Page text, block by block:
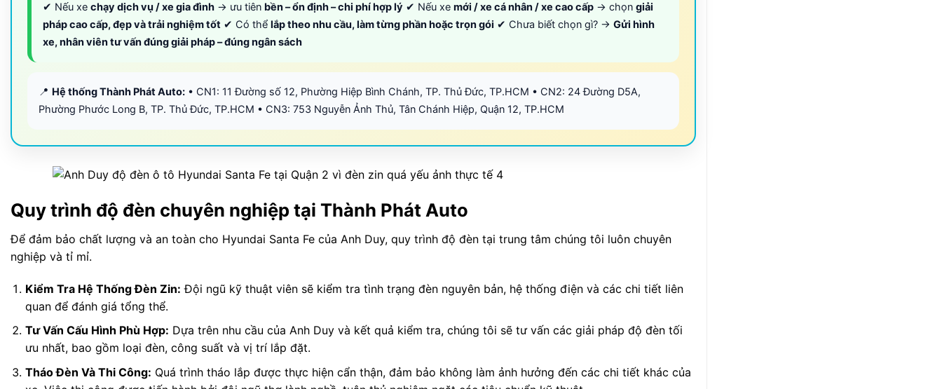
✔ Nếu xe chạy dịch vụ / xe gia đình → ưu tiên bền – ổn định – chi phí hợp lý ✔ Nếu xe mới / xe cá nhân / xe cao cấp → chọn giải
pháp cao cấp, đẹp và trải nghiệm tốt ✔ Có thể lắp theo nhu cầu, làm từng phần hoặc trọn gói ✔ Chưa biết chọn gì? → Gửi hình
xe, nhân viên tư vấn đúng giải pháp – đúng ngân sách
📍 Hệ thống Thành Phát Auto: • CN1: 11 Đường số 12, Phường Hiệp Bình Chánh, TP. Thủ Đức, TP.HCM • CN2: 24 Đường D5A,
Phường Phước Long B, TP. Thủ Đức, TP.HCM • CN3: 753 Nguyễn Ảnh Thủ, Tân Chánh Hiệp, Quận 12, TP.HCM
Quy trình độ đèn chuyên nghiệp tại Thành Phát Auto
Để đảm bảo chất lượng và an toàn cho Hyundai Santa Fe của Anh Duy, quy trình độ đèn tại trung tâm chúng tôi luôn chuyên
nghiệp và tỉ mỉ.
Kiểm Tra Hệ Thống Đèn Zin: Đội ngũ kỹ thuật viên sẽ kiểm tra tình trạng đèn nguyên bản, hệ thống điện và các chi tiết liên
quan để đánh giá tổng thể.
Tư Vấn Cấu Hình Phù Hợp: Dựa trên nhu cầu của Anh Duy và kết quả kiểm tra, chúng tôi sẽ tư vấn các giải pháp độ đèn tối
ưu nhất, bao gồm loại đèn, công suất và vị trí lắp đặt.
Tháo Đèn Và Thi Công: Quá trình tháo lắp được thực hiện cẩn thận, đảm bảo không làm ảnh hưởng đến các chi tiết khác của